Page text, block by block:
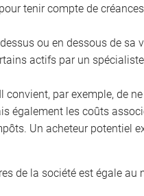
tenir compte de
ou en dessous de sa
actifs par un
par exemple, de
également les coûts
Un acheteur potentiel
de la société est égale au